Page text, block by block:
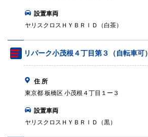
設置車両
ヤリスクロスＨＹＢＲＩＤ（白茶）
リパーク小茂根４丁目第３（自転車可）
住 所
東京都 板橋区 小茂根４丁目１ー３
設置車両
ヤリスクロスＨＹＢＲＩＤ（黒）